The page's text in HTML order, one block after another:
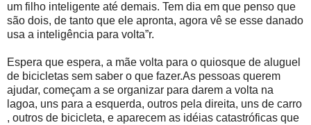
um filho inteligente até demais. Tem dia em que penso que
são dois, de tanto que ele apronta, agora vê se esse danado
usa a inteligência para volta”r.
Espera que espera, a mãe volta para o quiosque de aluguel
de bicicletas sem saber o que fazer.As pessoas querem
ajudar, começam a se organizar para darem a volta na
lagoa, uns para a esquerda, outros pela direita, uns de carro
, outros de bicicleta, e aparecem as idéias catastróficas que